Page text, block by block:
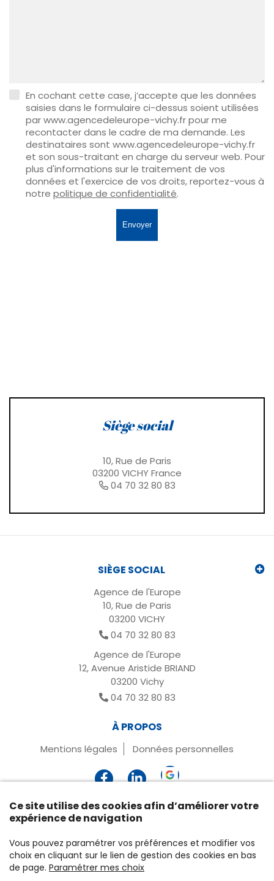
En cochant cette case, j’accepte que les données
saisies dans le formulaire ci-dessus soient utilisées
par www.agencedeleurope-vichy.fr pour me
recontacter dans le cadre de ma demande. Les
destinataires sont www.agencedeleurope-vichy.fr
et son sous-traitant en charge du serveur web. Pour
plus d'informations sur le traitement de vos
données et l'exercice de vos droits, reportez-vous à
notre politique de confidentialité.
Envoyer
Siège social
10, Rue de Paris
03200 VICHY France
04 70 32 80 83
SIÈGE SOCIAL
Agence de l'Europe
10, Rue de Paris
03200 VICHY
04 70 32 80 83
Agence de l'Europe
12, Avenue Aristide BRIAND
03200 Vichy
04 70 32 80 83
À PROPOS
Mentions légales Données personnelles
Ce site utilise des cookies afin d’améliorer votre
expérience de navigation
Vous pouvez paramétrer vos préférences et modifier vos
choix en cliquant sur le lien de gestion des cookies en bas
de page. Paramétrer mes choix